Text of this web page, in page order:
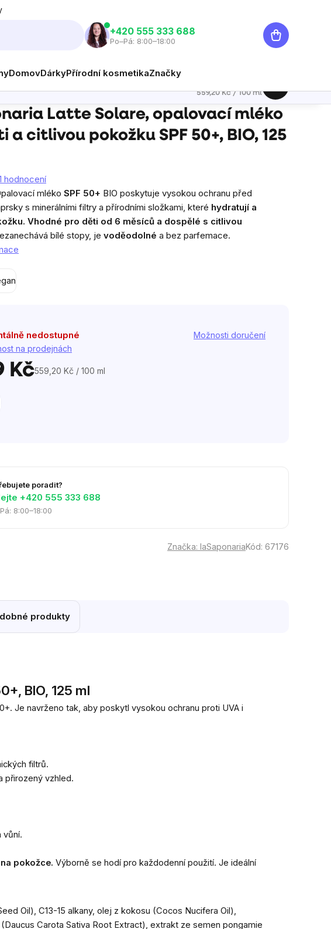
‭+420 555 333 688
Po–Pá: 8:00–18:00
Nákupní
košík
DomovDárkyPřírodní kosmetikaZnačky
citlivou pokožku SPF 50+, BIO, 125 ml
Latte Solare, opalovací mléko
a citlivou pokožku SPF 50+, BIO, 125
hodnocení
mléko SPF 50+ BIO poskytuje vysokou ochranu před
s minerálními filtry a přírodními složkami, které hydratují a
Vhodné pro děti od 6 měsíců a dospělé s citlivou
bílé stopy, je voděodolné a bez parfemace.
nedostupné
na prodejnách
Možnosti doručení
KčMěrná
559,20 Kč / 100 ml
poradit?
‭+420 555 333 688
8:00–18:00
Značka: laSaponariaKód: 67176
produkty
Měrná cena:
559,20 Kč / 100 ml
BIO, 125 ml
Je navrženo tak, aby poskytl vysokou ochranu proti UVA i
filtrů.
přirozený vzhled.
vůní.
pokožce. Výborně se hodí pro každodenní použití. Je ideální
Oil), C13-15 alkany, olej z kokosu (Cocos Nucifera Oil),
Carota Sativa Root Extract), extrakt ze semen pongamie